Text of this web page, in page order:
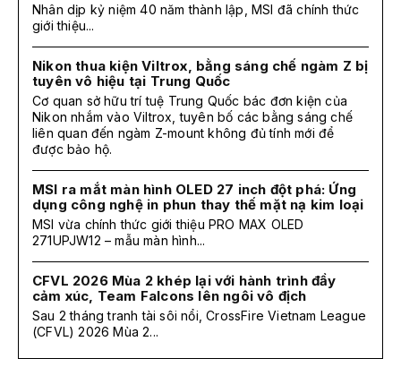
Nhân dịp kỷ niệm 40 năm thành lập, MSI đã chính thức
giới thiệu...
Nikon thua kiện Viltrox, bằng sáng chế ngàm Z bị
tuyên vô hiệu tại Trung Quốc
Cơ quan sở hữu trí tuệ Trung Quốc bác đơn kiện của
Nikon nhắm vào Viltrox, tuyên bố các bằng sáng chế
liên quan đến ngàm Z-mount không đủ tính mới để
được bảo hộ.
MSI ra mắt màn hình OLED 27 inch đột phá: Ứng
dụng công nghệ in phun thay thế mặt nạ kim loại
MSI vừa chính thức giới thiệu PRO MAX OLED
271UPJW12 – mẫu màn hình...
CFVL 2026 Mùa 2 khép lại với hành trình đầy
cảm xúc, Team Falcons lên ngôi vô địch
Sau 2 tháng tranh tài sôi nổi, CrossFire Vietnam League
(CFVL) 2026 Mùa 2...